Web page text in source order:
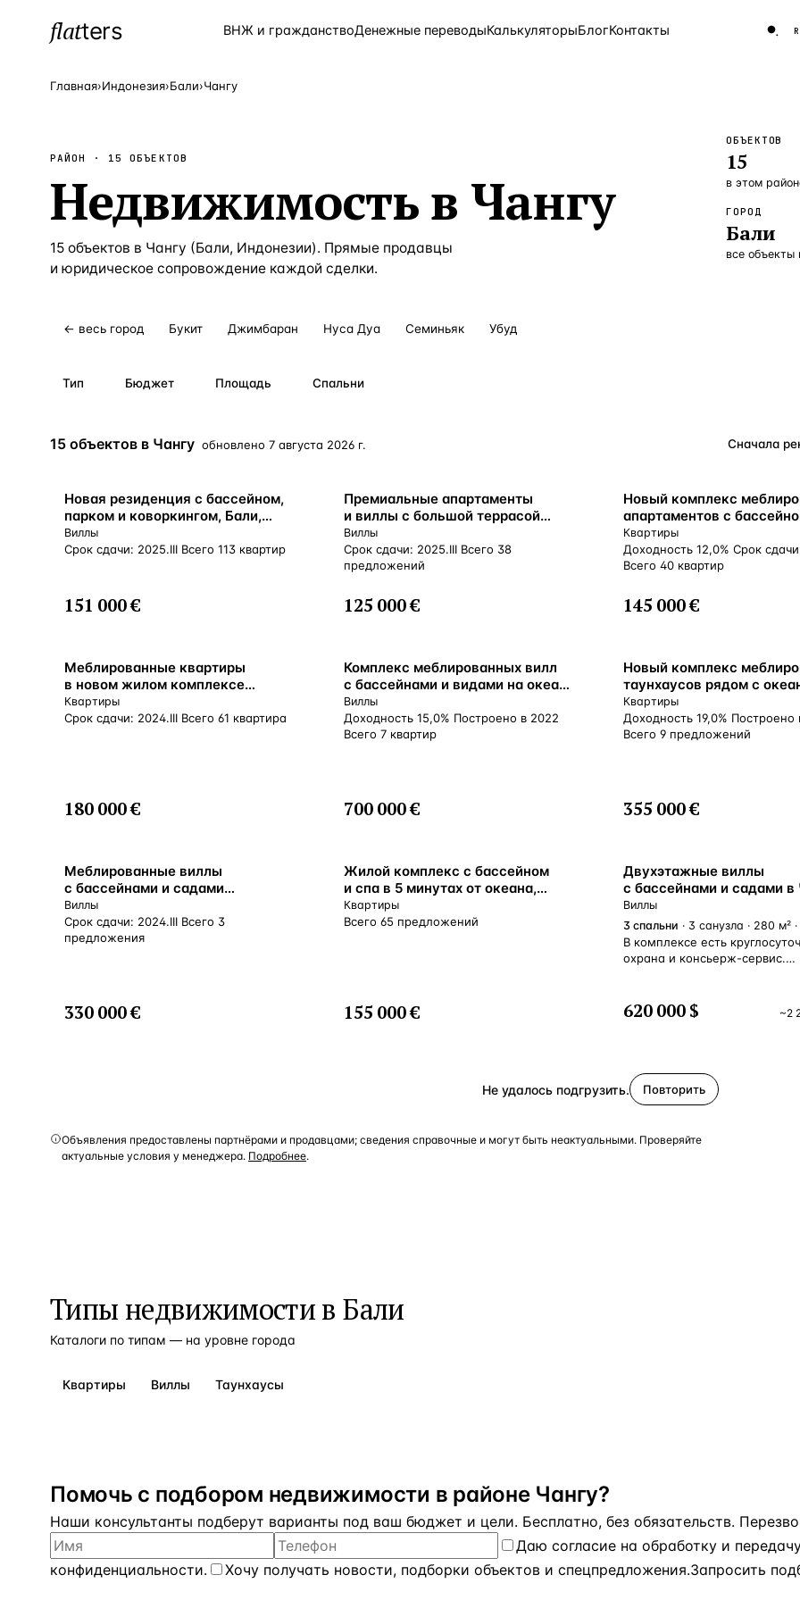
flatters ВНЖ и гражданствоДенежные переводыКалькуляторыБлогКонтакты
Россия —Страна 8 554 объекта
Испания Страна
Кипр —Страна
Сочи — Локация
Бангкок —Локация
Стамбул — Локация Турция · 2 092
Анталия —Локация Турция · 1 810
Россия
НАВИГАЦИЯ ↵
Главная›Индонезия›Бали›Чангу
РАЙОН · 15 ОБЪЕКТОВ
Недвижимостьв Чангу
15 объектов в Чангу (Бали, Индонезии). Прямые продавцы
и юридическое сопровождение каждой сделки.
ОБЪЕКТОВ
15
в этом
ГОРОД
Бали
все объекты
← весь город Букит Джимбаран Нуса Дуа Семиньяк Убуд
Тип Бюджет Площадь Спальни
15 объектов в Чангу обновлено 7 августа 2026 г.
Новая резиденция с бассейном,
парком и коворкингом, Бали,
Индонезия
Виллы
Срок сдачи: 2025.III Всего 113 квартир
151 000 €
Премиальные апартаменты
и виллы с большой террасой
rooftop и открытым кинотеатром,
Чангу, Бали, Индонезия
Виллы
Срок сдачи: 2025.III Всего 38
предложений
125 000 €
Новый комплекс
апартаментов с
и видом на океан, Чангу,
Индонезия
Квартиры
Доходность 12,0% Срок
Всего 40 квартир
145 000 €
Меблированные квартиры
в новом жилом комплексе
в районе пляжа Бату Болонг,
Чангу, Бадунг, Индонезия
Квартиры
Срок сдачи: 2024.III Всего 61 квартира
180 000 €
Комплекс меблированных вилл
с бассейнами и видами на океан
в 200 метрах от пляжа, Бали,
Индонезия
Виллы
Доходность 15,0% Построено в 2022
Всего 7 квартир
700 000 €
Новый комплекс
таунхаусов рядом с
Бату Болонг, Бали,
Квартиры
Доходность 19,0% Построено
Всего 9 предложений
355 000 €
Меблированные виллы
с бассейнами и садами
в популярном районе Чангу, Бали,
Индонезия
Виллы
Срок сдачи: 2024.III Всего 3
предложения
330 000 €
Жилой комплекс с бассейном
и спа в 5 минутах от океана,
на главной улице Чангу, Бали,
Индонезия
Квартиры
Всего 65 предложений
155 000 €
Двухэтажные виллы
с бассейнами и садами в
Бадунг, Индонезия
Виллы
3 спальни · 3 санузла · 280 м²
В комплексе есть
охрана и консьерж-сервис.
безопасности. В продаже
всего 3 дома! Виллу можно
организовать управление
недвижимостью. Чангу стал
популярным туристическим
Особенным спросом
местный пляж у сёрферов. В
620 000 $ ~2
Не удалось подгрузить. Повторить
Объявления предоставлены партнёрами и продавцами; сведения справочные и могут быть неактуальными. Проверяйте
актуальные условия у менеджера. Подробнее.
Типы недвижимости вБали
Каталоги по типам — на уровне города
Квартиры Виллы Таунхаусы
Помочь с подбором недвижимости в районе Чангу?
Наши консультанты подберут варианты под ваш бюджет и цели. Бесплатно, без обязательств.
Даю согласие на обработку и
конфиденциальности. Хочу получать новости, подборки объектов и спецпредложения.Запросить